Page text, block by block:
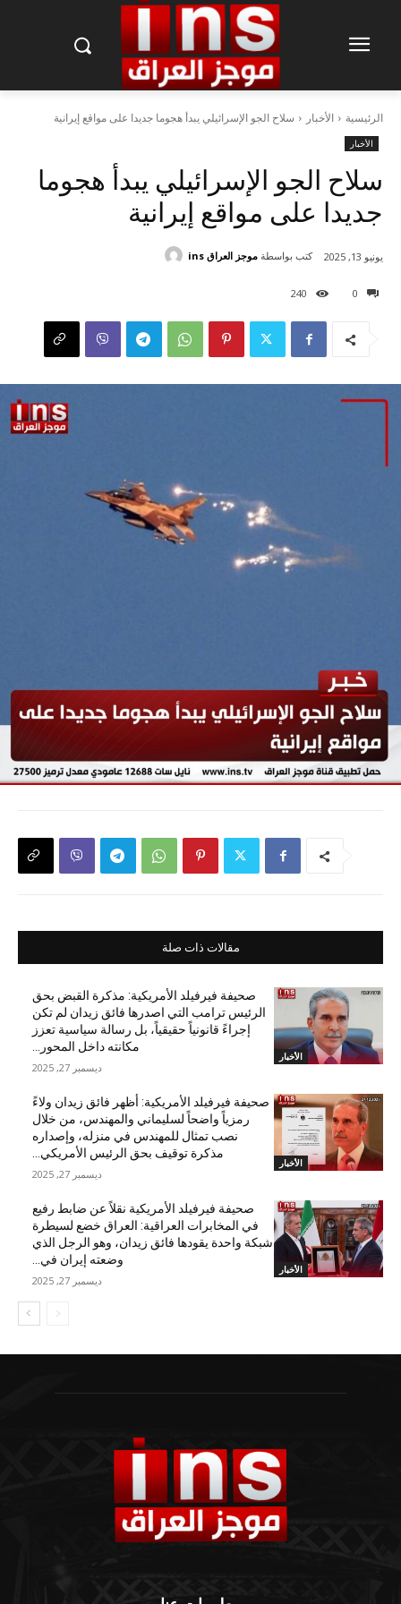
الرئيسية الأخبار سلاح الجو الإسرائيلي يبدأ هجوما جديدا على مواقع إيرانية
الأخبار
سلاح الجو الإسرائيلي يبدأ هجوما
جديدا على مواقع إيرانية
0
240
يونيو 13, 2025 كتب بواسطة موجز العراق ins
مقالات ذات صلة
الأخبار
صحيفة فيرفيلد الأمريكية: مذكرة القبض بحق
الرئيس ترامب التي اصدرها فائق زيدان لم تكن
إجراءً قانونياً حقيقياً، بل رسالة سياسية تعزز
مكانته داخل المحور...
ديسمبر 27, 2025
الأخبار
صحيفة فيرفيلد الأمريكية: أظهر فائق زيدان ولاءً
رمزياً واضحاً لسليماني والمهندس، من خلال
نصب تمثال للمهندس في منزله، وإصداره
مذكرة توقيف بحق الرئيس الأمريكي...
ديسمبر 27, 2025
الأخبار
صحيفة فيرفيلد الأمريكية نقلاً عن ضابط رفيع
في المخابرات العراقية: العراق خضع لسيطرة
شبكة واحدة يقودها فائق زيدان، وهو الرجل الذي
وضعته إيران في...
ديسمبر 27, 2025